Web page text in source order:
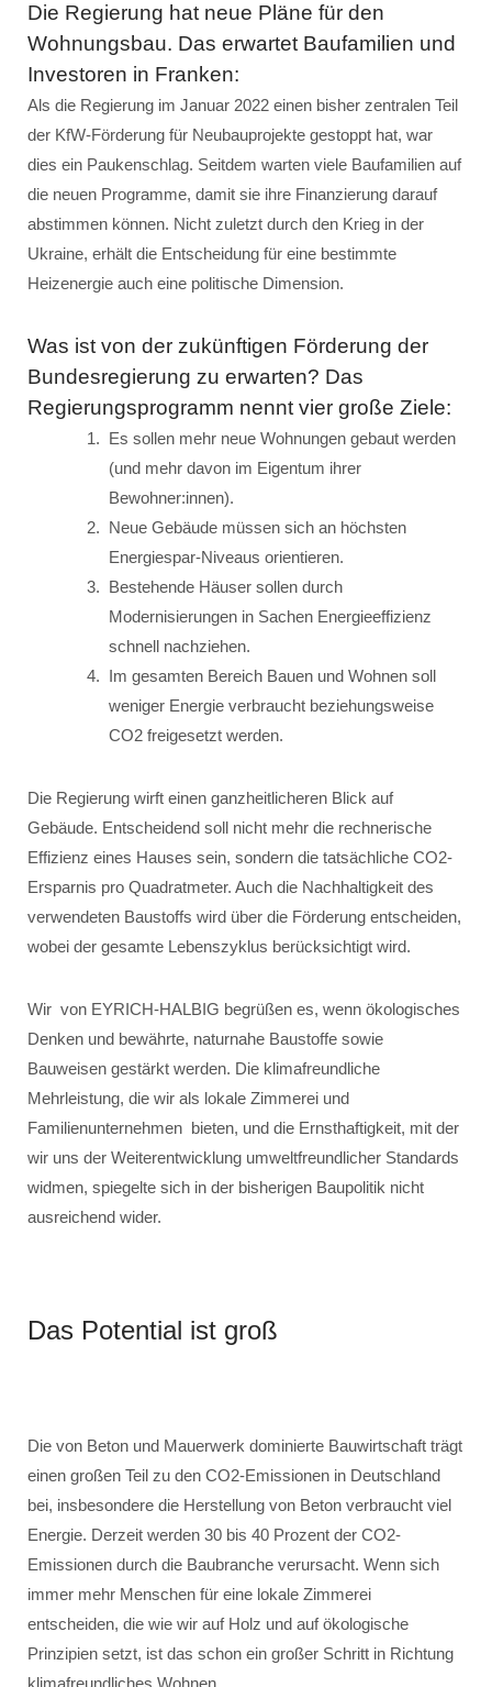
Die Regierung hat neue Pläne für den
Wohnungsbau. Das erwartet Baufamilien und
Investoren in Franken:
Als die Regierung im Januar 2022 einen bisher zentralen Teil
der KfW-Förderung für Neubauprojekte gestoppt hat, war
dies ein Paukenschlag. Seitdem warten viele Baufamilien auf
die neuen Programme, damit sie ihre Finanzierung darauf
abstimmen können. Nicht zuletzt durch den Krieg in der
Ukraine, erhält die Entscheidung für eine bestimmte
Heizenergie auch eine politische Dimension.
Was ist von der zukünftigen Förderung der
Bundesregierung zu erwarten? Das
Regierungsprogramm nennt vier große Ziele:
Es sollen mehr neue Wohnungen gebaut werden
(und mehr davon im Eigentum ihrer
Bewohner:innen).
Neue Gebäude müssen sich an höchsten
Energiespar-Niveaus orientieren.
Bestehende Häuser sollen durch
Modernisierungen in Sachen Energieeffizienz
schnell nachziehen.
Im gesamten Bereich Bauen und Wohnen soll
weniger Energie verbraucht beziehungsweise
CO2 freigesetzt werden.
Die Regierung wirft einen ganzheitlicheren Blick auf
Gebäude. Entscheidend soll nicht mehr die rechnerische
Effizienz eines Hauses sein, sondern die tatsächliche CO2-
Ersparnis pro Quadratmeter. Auch die Nachhaltigkeit des
verwendeten Baustoffs wird über die Förderung entscheiden,
wobei der gesamte Lebenszyklus berücksichtigt wird.
Wir von EYRICH-HALBIG begrüßen es, wenn ökologisches
Denken und bewährte, naturnahe Baustoffe sowie
Bauweisen gestärkt werden. Die klimafreundliche
Mehrleistung, die wir als lokale Zimmerei und
Familienunternehmen bieten, und die Ernsthaftigkeit, mit der
wir uns der Weiterentwicklung umweltfreundlicher Standards
widmen, spiegelte sich in der bisherigen Baupolitik nicht
ausreichend wider.
Das Potential ist groß
Die von Beton und Mauerwerk dominierte Bauwirtschaft trägt
einen großen Teil zu den CO2-Emissionen in Deutschland
bei, insbesondere die Herstellung von Beton verbraucht viel
Energie. Derzeit werden 30 bis 40 Prozent der CO2-
Emissionen durch die Baubranche verursacht. Wenn sich
immer mehr Menschen für eine lokale Zimmerei
entscheiden, die wie wir auf Holz und auf ökologische
Prinzipien setzt, ist das schon ein großer Schritt in Richtung
klimafreundliches Wohnen.